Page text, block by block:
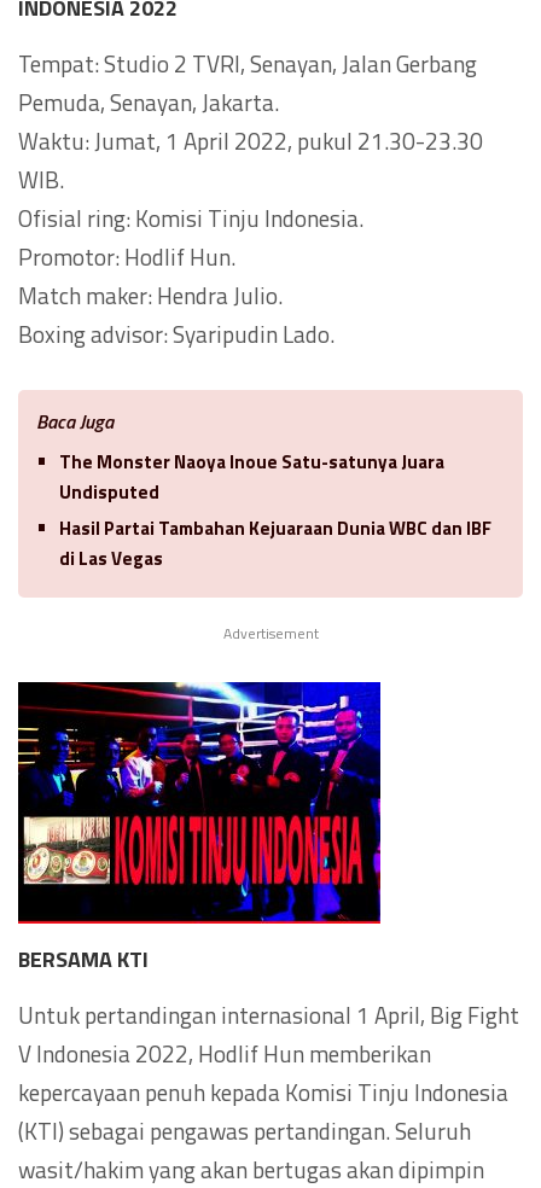
INDONESIA 2022
Tempat: Studio 2 TVRI, Senayan, Jalan Gerbang
Pemuda, Senayan, Jakarta.
Waktu: Jumat, 1 April 2022, pukul 21.30-23.30
WIB.
Ofisial ring: Komisi Tinju Indonesia.
Promotor: Hodlif Hun.
Match maker: Hendra Julio.
Boxing advisor: Syaripudin Lado.
Baca Juga
The Monster Naoya Inoue Satu-satunya Juara
Undisputed
Hasil Partai Tambahan Kejuaraan Dunia WBC dan IBF
di Las Vegas
Advertisement
BERSAMA KTI
Untuk pertandingan internasional 1 April, Big Fight
V Indonesia 2022, Hodlif Hun memberikan
kepercayaan penuh kepada Komisi Tinju Indonesia
(KTI) sebagai pengawas pertandingan. Seluruh
wasit/hakim yang akan bertugas akan dipimpin